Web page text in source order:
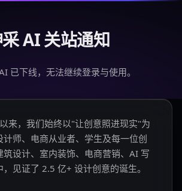
AI 关站通知
已下线，无法继续登录与使用。
来，我们始终以"让创意照进现实"为
计师、电商从业者、学生及每一位创
筑设计、室内装饰、电商营销、AI 写
见证了 2.5 亿+ 设计创意的诞生。